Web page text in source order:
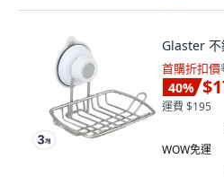
Glaster 不
首購折扣價
40%
運費 $195
WOW免運